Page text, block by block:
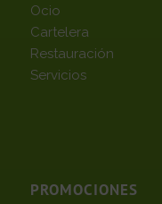
Ocio
Cartelera
Restauración
Servicios
PROMOCIONES